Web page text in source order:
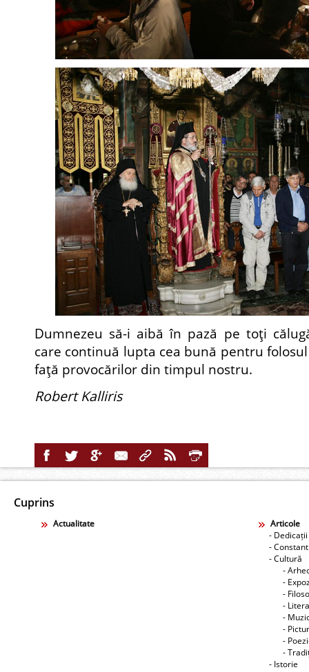
Dumnezeu să-i aibă în pază pe toţi
care continuă lupta cea bună pentru
faţă provocărilor din timpul nostru.
Robert Kalliris
Cuprins
Actualitate
Articole
- Dedicații
-
- Cultură
-
-
-
-
-
-
-
-
- Istorie